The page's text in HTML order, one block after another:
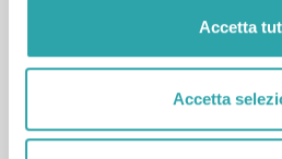
Accetta
Accetta
Cecilia D.
LEZIONI COMPLETATE